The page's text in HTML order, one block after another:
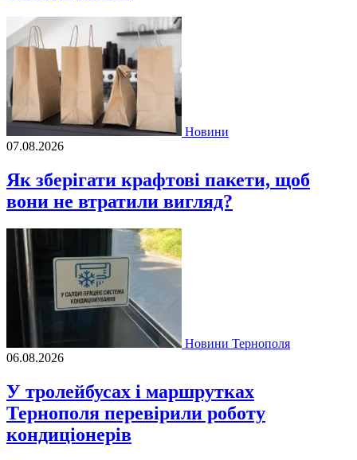
Новини
07.08.2026
Як зберігати крафтові пакети, щоб
вони не втратили вигляд?
Новини Тернополя
06.08.2026
У тролейбусах і маршрутках
Тернополя перевірили роботу
кондиціонерів